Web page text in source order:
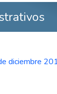
diciembre